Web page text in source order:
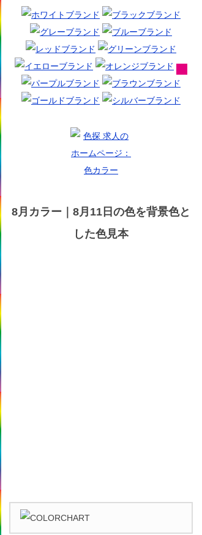
8月カラー｜8月11日の色を背景色と
した色見本